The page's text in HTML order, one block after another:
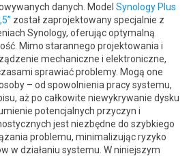
danych. Model Synology Plus
został zaprojektowany specjalnie z
Synology, oferując optymalną
Mimo starannego projektowania i
mechaniczne i elektroniczne,
sprawiać problemy. Mogą one
– od spowolnienia pracy systemu,
aż po całkowite niewykrywanie dysku
potencjalnych przyczyn i
jest niezbędne do szybkiego
problemu, minimalizując ryzyko
w działaniu systemu. W niniejszym